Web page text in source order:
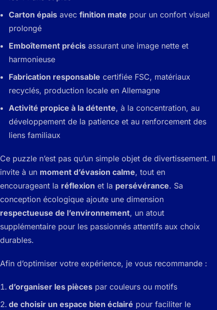
Carton épais avec finition mate pour un confort visuel
prolongé
Emboîtement précis assurant une image nette et
harmonieuse
Fabrication responsable certifiée FSC, matériaux
recyclés, production locale en Allemagne
Activité propice à la détente, à la concentration, au
développement de la patience et au renforcement des
liens familiaux
Ce puzzle n’est pas qu’un simple objet de divertissement. Il
invite à un moment d’évasion calme, tout en
encourageant la réflexion et la persévérance. Sa
conception écologique ajoute une dimension
respectueuse de l’environnement, un atout
supplémentaire pour les passionnés attentifs aux choix
durables.
Afin d’optimiser votre expérience, je vous recommande :
d’organiser les pièces par couleurs ou motifs
de choisir un espace bien éclairé pour faciliter le